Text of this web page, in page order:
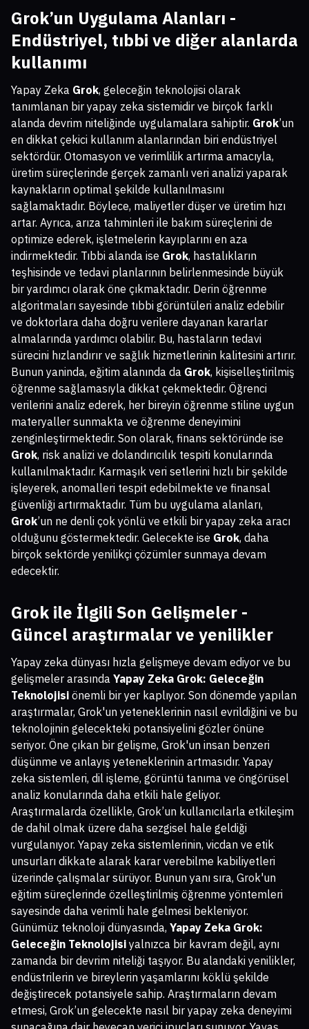
Grok’un Uygulama Alanları -
Endüstriyel, tıbbi ve diğer alanlarda
kullanımı
Yapay Zeka Grok, geleceğin teknolojisi olarak
tanımlanan bir yapay zeka sistemidir ve birçok farklı
alanda devrim niteliğinde uygulamalara sahiptir. Grok’un
en dikkat çekici kullanım alanlarından biri endüstriyel
sektördür. Otomasyon ve verimlilik artırma amacıyla,
üretim süreçlerinde gerçek zamanlı veri analizi yaparak
kaynakların optimal şekilde kullanılmasını
sağlamaktadır. Böylece, maliyetler düşer ve üretim hızı
artar. Ayrıca, arıza tahminleri ile bakım süreçlerini de
optimize ederek, işletmelerin kayıplarını en aza
indirmektedir. Tıbbi alanda ise Grok, hastalıkların
teşhisinde ve tedavi planlarının belirlenmesinde büyük
bir yardımcı olarak öne çıkmaktadır. Derin öğrenme
algoritmaları sayesinde tıbbi görüntüleri analiz edebilir
ve doktorlara daha doğru verilere dayanan kararlar
almalarında yardımcı olabilir. Bu, hastaların tedavi
sürecini hızlandırır ve sağlık hizmetlerinin kalitesini artırır.
Bunun yaninda, eğitim alanında da Grok, kişiselleştirilmiş
öğrenme sağlamasıyla dikkat çekmektedir. Öğrenci
verilerini analiz ederek, her bireyin öğrenme stiline uygun
materyaller sunmakta ve öğrenme deneyimini
zenginleştirmektedir. Son olarak, finans sektöründe ise
Grok, risk analizi ve dolandırıcılık tespiti konularında
kullanılmaktadır. Karmaşık veri setlerini hızlı bir şekilde
işleyerek, anomalleri tespit edebilmekte ve finansal
güvenliği artırmaktadır. Tüm bu uygulama alanları,
Grok’un ne denli çok yönlü ve etkili bir yapay zeka aracı
olduğunu göstermektedir. Gelecekte ise Grok, daha
birçok sektörde yenilikçi çözümler sunmaya devam
edecektir.
Grok ile İlgili Son Gelişmeler -
Güncel araştırmalar ve yenilikler
Yapay zeka dünyası hızla gelişmeye devam ediyor ve bu
gelişmeler arasında Yapay Zeka Grok: Geleceğin
Teknolojisi önemli bir yer kaplıyor. Son dönemde yapılan
araştırmalar, Grok'un yeteneklerinin nasıl evrildiğini ve bu
teknolojinin gelecekteki potansiyelini gözler önüne
seriyor. Öne çıkan bir gelişme, Grok'un insan benzeri
düşünme ve anlayış yeteneklerinin artmasıdır. Yapay
zeka sistemleri, dil işleme, görüntü tanıma ve öngörüsel
analiz konularında daha etkili hale geliyor.
Araştırmalarda özellikle, Grok’un kullanıcılarla etkileşim
de dahil olmak üzere daha sezgisel hale geldiği
vurgulanıyor. Yapay zeka sistemlerinin, vicdan ve etik
unsurları dikkate alarak karar verebilme kabiliyetleri
üzerinde çalışmalar sürüyor. Bunun yanı sıra, Grok'un
eğitim süreçlerinde özelleştirilmiş öğrenme yöntemleri
sayesinde daha verimli hale gelmesi bekleniyor.
Günümüz teknoloji dünyasında, Yapay Zeka Grok:
Geleceğin Teknolojisi yalnızca bir kavram değil, aynı
zamanda bir devrim niteliği taşıyor. Bu alandaki yenilikler,
endüstrilerin ve bireylerin yaşamlarını köklü şekilde
değiştirecek potansiyele sahip. Araştırmaların devam
etmesi, Grok’un gelecekte nasıl bir yapay zeka deneyimi